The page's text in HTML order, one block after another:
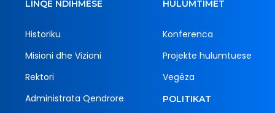
LINQE NDIHMËSE
Historiku
Misioni dhe Vizioni
Rektori
Administrata Qendrore
HULUMTIMET
Konferenca
Projekte hulumtuese
Vegëza
POLITIKAT